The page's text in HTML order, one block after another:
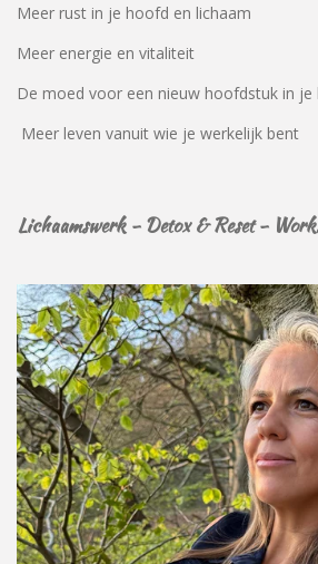
Meer rust in je hoofd en lichaam
Meer energie en vitaliteit
De moed voor een nieuw hoofdstuk in je
Meer leven vanuit wie je werkelijk bent
Lichaamswerk - Detox & Reset -